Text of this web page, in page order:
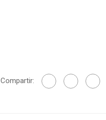
Compartir: